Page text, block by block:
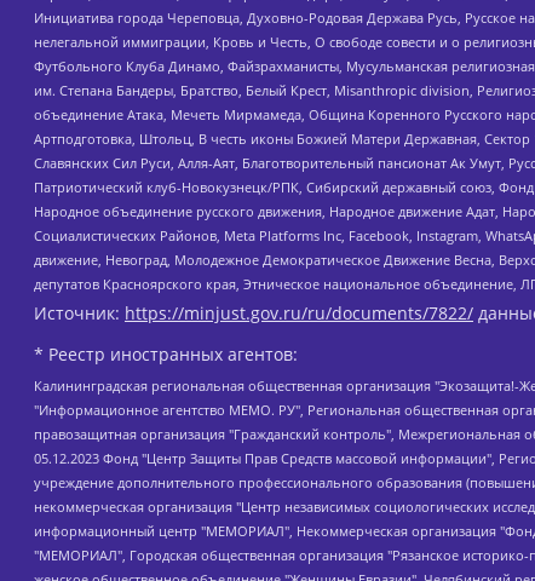
Инициатива города Череповца, Духовно-Родовая Держава Русь, Русское
нелегальной иммиграции, Кровь и Честь, О свободе совести и о
Футбольного Клуба Динамо, Файзрахманисты, Мусульманская
им. Степана Бандеры, Братство, Белый Крест, Misanthropic division,
объединение Атака, Мечеть Мирмамеда, Община Коренного Русского
Артподготовка, Штольц, В честь иконы Божией Матери Державная,
Славянских Сил Руси, Алля-Аят, Благотворительный пансионат Ак Умут,
Патриотический клуб-Новокузнецк/РПК, Сибирский державный союз,
Народное объединение русского движения, Народное движение Адат,
Социалистических Районов, Meta Platforms Inc, Facebook, Instagram,
движение, Невоград, Молодежное Демократическое Движение Весна,
депутатов Красноярского края, Этническое национальное объединение,
Источник: https://minjust.gov.ru/ru/documents/7822/
* Реестр иностранных агентов:
Калининградская региональная общественная организация "Экозащита!-Женсовет", Фонд содействия защите прав и свобод граждан "Общественный вердикт", Фонд "Институт Развития Свободы Информации", Частное учреждение "Информационное агентство МЕМО. РУ", Региональная общественная организация "Общественная комиссия по сохранению наследия академика Сахарова", Фонд поддержки свободы прессы, Санкт-Петербургская общественная правозащитная организация "Гражданский контроль", Межрегиональная общественная организация "Информационно-просветительский центр "Мемориал", Региональный Фонд "Центр Защиты Прав Средств Массовой Информации", с 05.12.2023 Фонд "Центр Защиты Прав Средств массовой информации", Региональная общественная благотворительная организация помощи беженцам и мигрантам "Гражданское содействие", Негосударственное образовательное учреждение дополнительного профессионального образования (повышение квалификации) специалистов "АКАДЕМИЯ ПО ПРАВАМ ЧЕЛОВЕКА", Свердловская региональная общественная организация "Сутяжник", Автономная некоммерческая организация "Центр независимых социологических исследований", Союз общественных объединений "Российский исследовательский центр по правам человека", Региональное общественное учреждение научно-информационный центр "МЕМОРИАЛ", Некоммерческая организация "Фонд защиты гласности", Автономная некоммерческая организация "Институт прав человека", Городская общественная организация "Екатеринбургское общество "МЕМОРИАЛ", Городская общественная организация "Рязанское историко-просветительское и правозащитное общество "Мемориал" (Рязанский Мемориал), Челябинский региональный орган общественной самодеятельности – женское общественное объединение "Женщины Евразии", Челябинский региональный орган общественной самодеятельности "Уральская правозащитная группа", Фонд содействия защите здоровья и социальной справедливости имени Андрея Рылькова, Автономная Некоммерческая Организация "Аналитический Центр Юрия Левады", Автономная некоммерческая организация социальной поддержки населения "Проект Апрель", Региональная общественная организация помощи женщинам и детям, находящимся в кризисной ситуации "Информационно-методический центр "Анна", Фонд содействия развитию массовых коммуникаций и правовому просвещению "Так-так-Так", Фонд содействия устойчивому развитию "Серебряная тайга", Свердловский региональный общественный фонд социальных проектов "Новое время", "Idel.Реалии", Кавказ.Реалии, Крым.Реалии, Телеканал Настоящее Время, Татаро-башкирская служба Радио Свобода (Azatliq Radiosi), Радио Свободная Европа/Радио Свобода (PCE/PC), "Сибирь.Реалии", "Фактограф", Благотворительный фонд помощи осужденным и их семьям, Автономная некоммерческая организация "Институт глобализации и социальных движений", Фонд "В защиту прав заключенных", Частное учреждение "Центр поддержки и содействия развитию средств массовой информации", Пензенский региональный общественный благотворительный фонд "Гражданский союз", "Север.Реалии", Некоммерческая организация Фонд "Правовая инициатива", Общество с ограниченной ответственностью "Радио Свободная Европа/Радио Свобода", Чешское информационное агентство "MEDIUM-ORIENT", Красноярская региональная